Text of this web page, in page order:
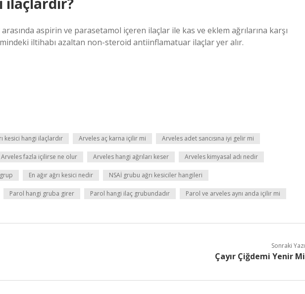
arasında aspirin ve parasetamol içeren ilaçlar ile kas ve eklem ağrılarına karşı
iltihabı azaltan non-steroid antiinflamatuar ilaçlar yer alır.
kesici hangi ilaçlardır Arveles aç karna içilir mi Arveles adet sancısına iyi gelir mi
Arveles fazla içilirse ne olur Arveles hangi ağrıları keser Arveles kimyasal adı nedir
En ağır ağrı kesici nedir NSAİ grubu ağrı kesiciler hangileri
Parol hangi gruba girer Parol hangi ilaç grubundadır Parol ve arveles aynı anda içilir mi
Sonraki Yazı
Çayır Çiğdemi Yenir Mi